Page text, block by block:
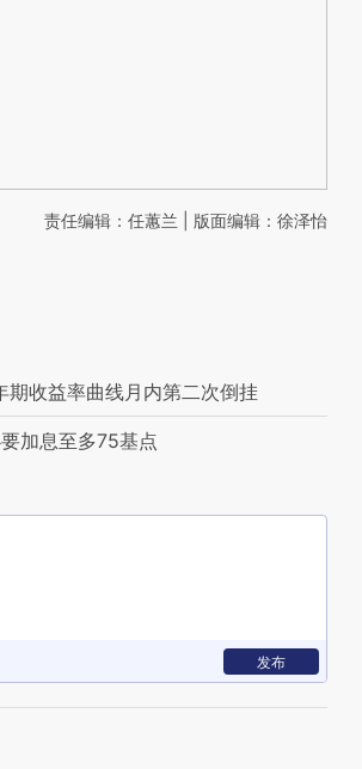
责任编辑：任蕙兰 | 版面编辑：徐泽怡
收益率曲线月内第二次倒挂
加息至多75基点
发布